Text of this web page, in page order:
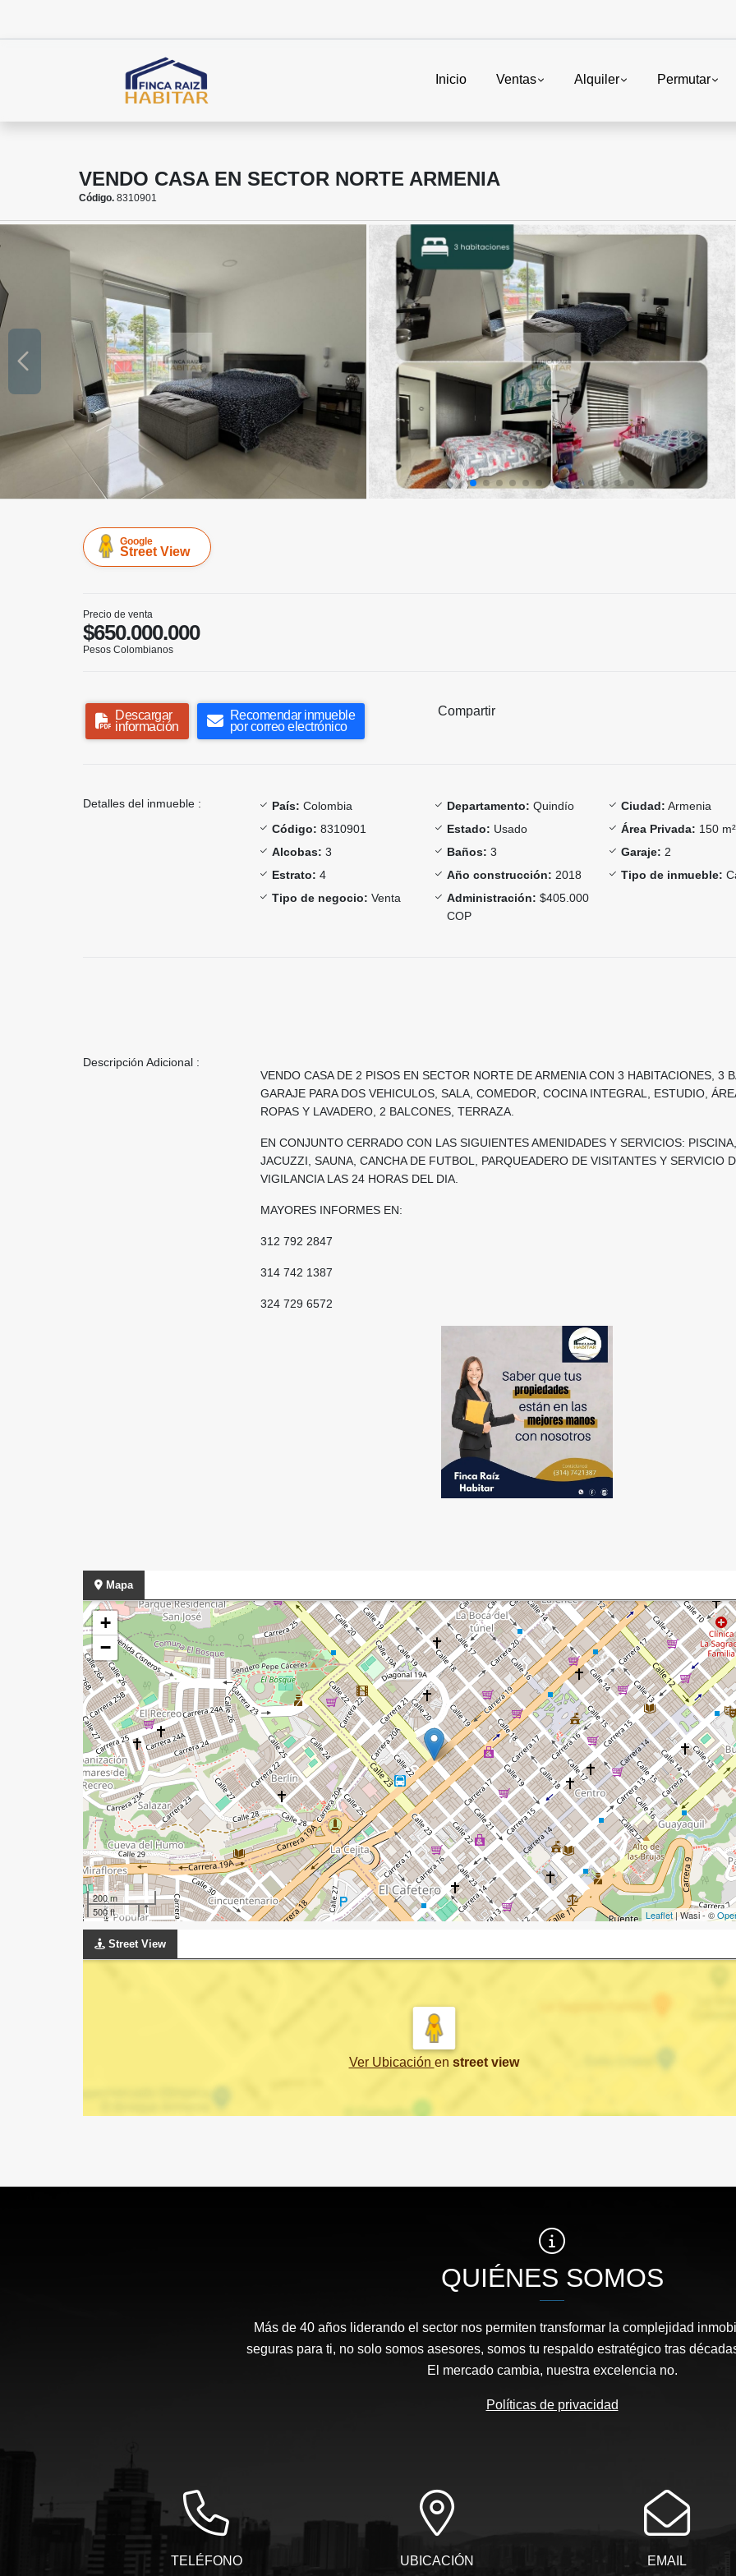
Inicio Ventas Alquiler Permutar
VENDO CASA EN SECTOR NORTE ARMENIA
Código. 8310901
Google
Street View
Precio de venta
$650.000.000
Pesos Colombianos
Descargar
información
Recomendar inmueble
por correo electrónico
Compartir
Detalles del inmueble : País: Colombia Departamento: Quindío Ciudad: Armenia
Código: 8310901 Estado: Usado Área Privada: 150 m²
Alcobas: 3 Baños: 3 Garaje: 2
Estrato: 4 Año construcción: 2018 Tipo de inmueble:
Tipo de negocio: Venta Administración: $405.000
COP
Descripción Adicional :
VENDO CASA DE 2 PISOS EN SECTOR NORTE DE ARMENIA CON 3 HABITACIONES, 3
GARAJE PARA DOS VEHICULOS, SALA, COMEDOR, COCINA INTEGRAL, ESTUDIO,
ROPAS Y LAVADERO, 2 BALCONES, TERRAZA.
EN CONJUNTO CERRADO CON LAS SIGUIENTES AMENIDADES Y SERVICIOS: PISCINA,
JACUZZI, SAUNA, CANCHA DE FUTBOL, PARQUEADERO DE VISITANTES Y SERVICIO
VIGILANCIA LAS 24 HORAS DEL DIA.
MAYORES INFORMES EN:
312 792 2847
314 742 1387
324 729 6572
Mapa
+
−
200 m
500 ft
Leaflet| Wasi - ©
Street View
Ver Ubicación en street view
QUIÉNES SOMOS
Más de 40 años liderando el sector nos permiten transformar la complejidad
seguras para ti, no solo somos asesores, somos tu respaldo estratégico tras
El mercado cambia, nuestra excelencia no.
Políticas de privacidad
TELÉFONO UBICACIÓN EMAIL